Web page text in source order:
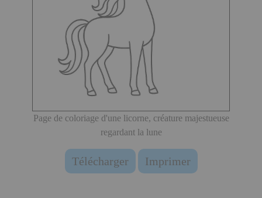
Page de coloriage d'une licorne, créature majestueuse
regardant la lune
Télécharger Imprimer